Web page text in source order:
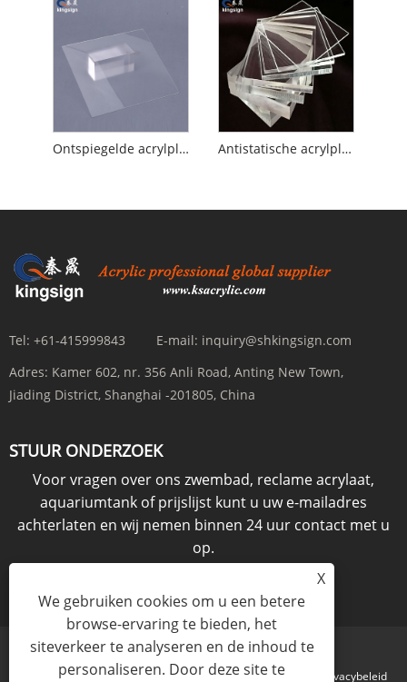
Ontspiegelde acrylplaat Antistatische acrylplaat
Tel: +61-415999843 E-mail: inquiry@shkingsign.com
Adres: Kamer 602, nr. 356 Anli Road, Anting New Town,
Jiading District, Shanghai -201805, China
STUUR ONDERZOEK
Voor vragen over ons zwembad, reclame acrylaat,
aquariumtank of prijslijst kunt u uw e-mailadres
achterlaten en wij nemen binnen 24 uur contact met u
op.
Links Sitemap RSS Privacybeleid
X
We gebruiken cookies om u een betere
browse-ervaring te bieden, het
siteverkeer te analyseren en de inhoud te
personaliseren. Door deze site te